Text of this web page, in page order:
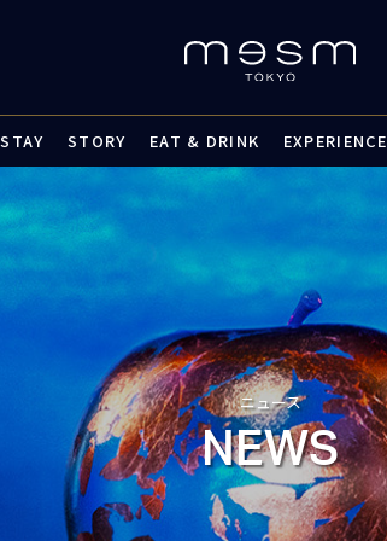
STAY STORY EAT & DRINK EXPERIENCE
ニュース
NEWS